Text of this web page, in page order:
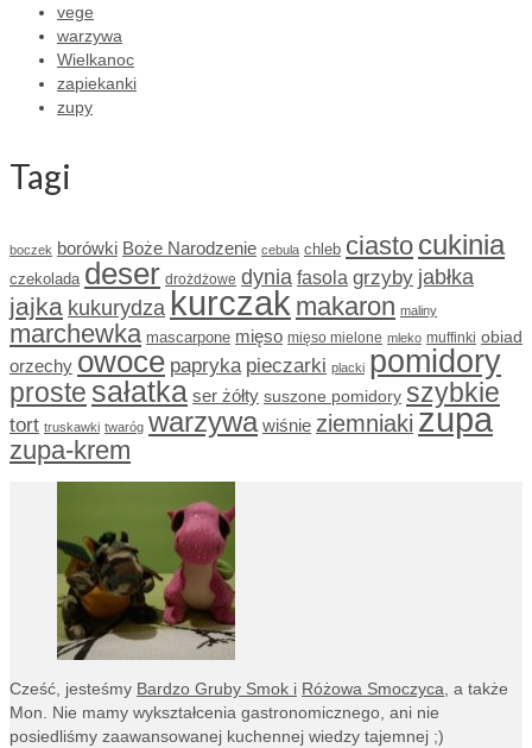
vege
warzywa
Wielkanoc
zapiekanki
zupy
Tagi
boczek borówki Boże Narodzenie cebula chleb ciasto cukinia
czekolada deser drożdżowe dynia fasola grzyby jabłka
jajka kukurydza kurczak makaron maliny
marchewka mascarpone mięso mięso mielone mleko muffinki obiad
orzechy owoce papryka pieczarki placki pomidory
proste sałatka ser żółty suszone pomidory szybkie
tort truskawki twaróg warzywa wiśnie ziemniaki zupa
zupa-krem
Cześć, jesteśmy Bardzo Gruby Smok i Różowa Smoczyca, a także
Mon. Nie mamy wykształcenia gastronomicznego, ani nie
posiedliśmy zaawansowanej kuchennej wiedzy tajemnej ;)